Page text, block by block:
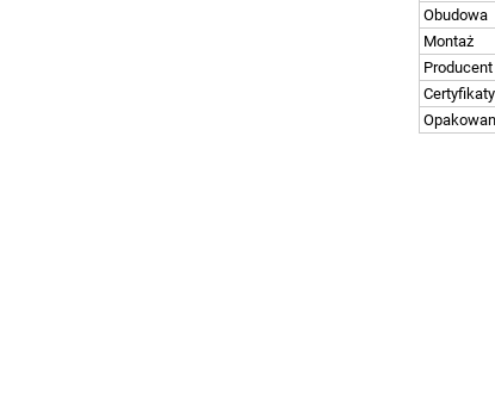
Obudowa
Montaż
Producent
Certyfikaty